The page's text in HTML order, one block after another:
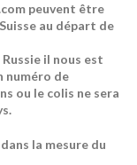
peuvent être
au départ de
il nous est
numéro de
ou le colis ne sera
la mesure du